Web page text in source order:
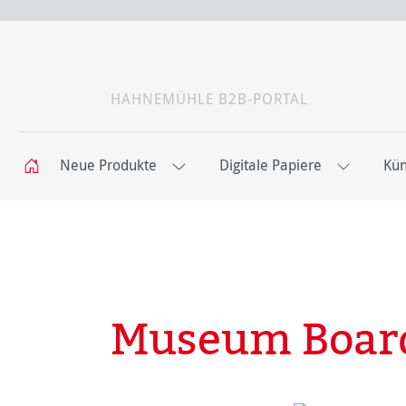
HAHNEMÜHLE B2B-PORTAL
Neue Produkte Digitale Papiere
Museum